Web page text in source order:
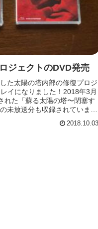
ジェクトのDVD発売
た太陽の塔内部の修復プロジ
イになりました！2018年3月
れた「蘇る太陽の塔〜閉塞す
未放送分も収録されていま
2018.10.03